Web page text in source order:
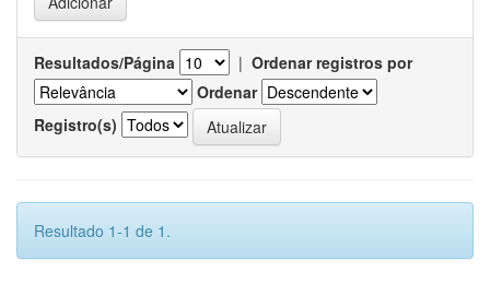
Resultados/Página | Ordenar registros por
Ordenar
Registro(s)
Resultado 1-1 de 1.